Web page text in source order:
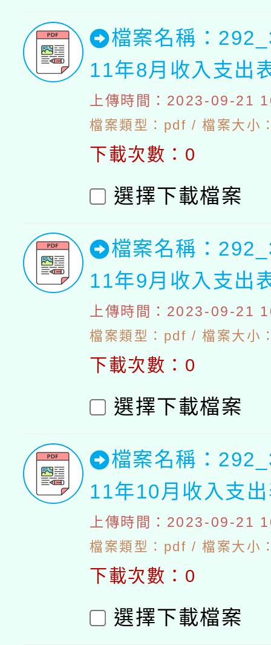
檔案名稱：
11年8月收入支出
上傳時間：2023-09-21
檔案類型：pdf / 檔案大小
下載次數：0
選擇下載檔案
檔案名稱：
11年9月收入支出
上傳時間：2023-09-21
檔案類型：pdf / 檔案大小
下載次數：0
選擇下載檔案
檔案名稱：
11年10月收入支
上傳時間：2023-09-21
檔案類型：pdf / 檔案大小
下載次數：0
選擇下載檔案